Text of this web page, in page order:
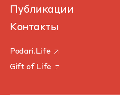
Публикации
Контакты
Podari.Life
Gift of Life